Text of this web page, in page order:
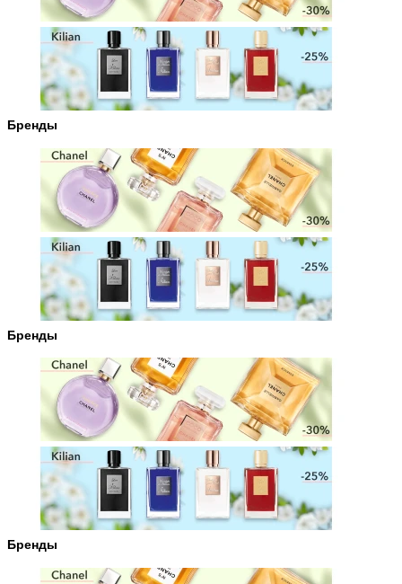
Бренды
Бренды
Бренды